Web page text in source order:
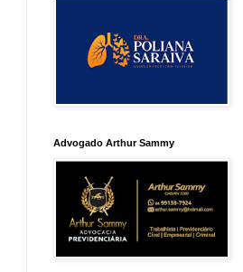
Advogado Arthur Sammy